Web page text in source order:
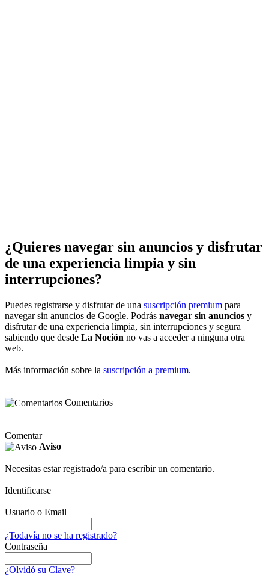
¿Quieres navegar sin anuncios y disfrutar
de una experiencia limpia y sin
interrupciones?
Puedes registrarse y disfrutar de una suscripción premium para
navegar sin anuncios de Google. Podrás navegar sin anuncios y
disfrutar de una experiencia limpia, sin interrupciones y segura
sabiendo que desde La Noción no vas a acceder a ninguna otra
web.
Más información sobre la suscripción a premium.
Comentarios
Comentar
Aviso
Necesitas estar registrado/a para escribir un comentario.
Identificarse
Usuario o Email
¿Todavía no se ha registrado?
Contraseña
¿Olvidó su Clave?